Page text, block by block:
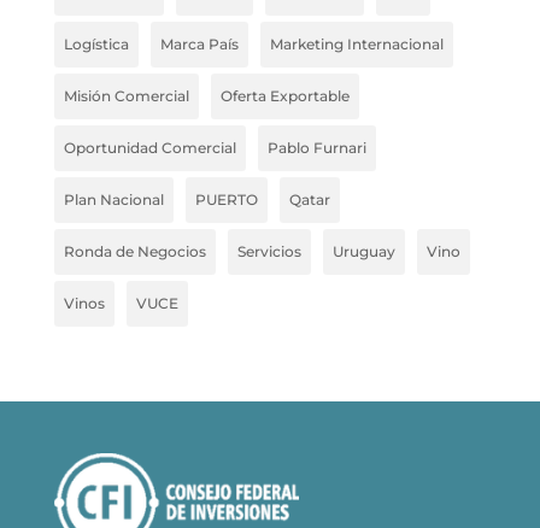
Logística Marca País Marketing Internacional
Misión Comercial Oferta Exportable
Oportunidad Comercial Pablo Furnari
Plan Nacional PUERTO Qatar
Ronda de Negocios Servicios Uruguay Vino
Vinos VUCE